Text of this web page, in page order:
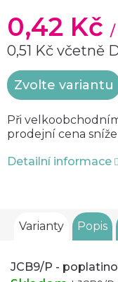
0,42 Kč /
0,51 Kč včetně
Měrná
cena:
Zvolte variantu
Při
prodejní cena
Detailní informace
Varianty Popis
JCB9/P -